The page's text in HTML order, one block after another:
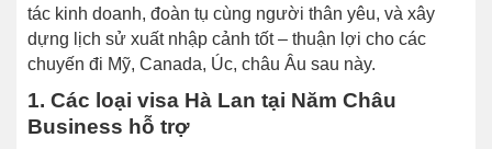
tác kinh doanh, đoàn tụ cùng người thân yêu, và xây
dựng lịch sử xuất nhập cảnh tốt – thuận lợi cho các
chuyến đi Mỹ, Canada, Úc, châu Âu sau này.
1. Các loại visa Hà Lan tại Năm Châu
Business hỗ trợ